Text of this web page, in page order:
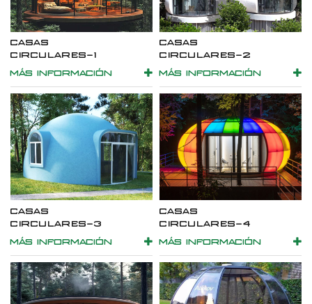
CASAS
CIRCULARES-1
MÁS INFORMACIÓN
CASAS
CIRCULARES-2
MÁS INFORMACIÓN
CASAS
CIRCULARES-3
MÁS INFORMACIÓN
CASAS
CIRCULARES-4
MÁS INFORMACIÓN